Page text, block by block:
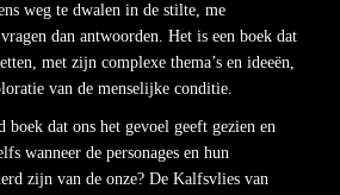
weg te dwalen in de stilte, me
dan antwoorden. Het is een boek dat
met zijn complexe thema’s en ideeën,
van de menselijke conditie.
boek dat ons het gevoel geeft gezien en
wanneer de personages en hun
zijn van de onze? De Kalfsvlies van